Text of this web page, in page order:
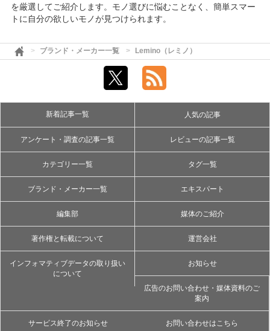
を厳選してご紹介します。モノ選びに悩むことなく、簡単スマー
トに自分の欲しいモノが見つけられます。
ブランド・メーカー一覧 Lemino（レミノ）
新着記事一覧 人気の記事
アンケート・調査の記事一覧 レビューの記事一覧
カテゴリー一覧 タグ一覧
ブランド・メーカー一覧 エキスパート
編集部 媒体のご紹介
著作権と転載について 運営会社
インフォマティブデータの取り扱い
について
お知らせ
広告のお問い合わせ・媒体資料のご
案内
サービス終了のお知らせ お問い合わせはこちら